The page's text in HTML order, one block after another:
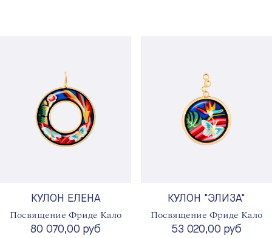
КУЛОН ЕЛЕНА
Посвящение Фриде Кало
80 070,00 руб
КУЛОН "ЭЛИЗА"
Посвящение Фриде Кало
53 020,00 руб